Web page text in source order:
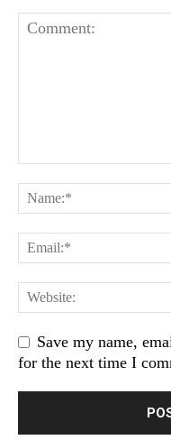
Save my name,
for the next time I